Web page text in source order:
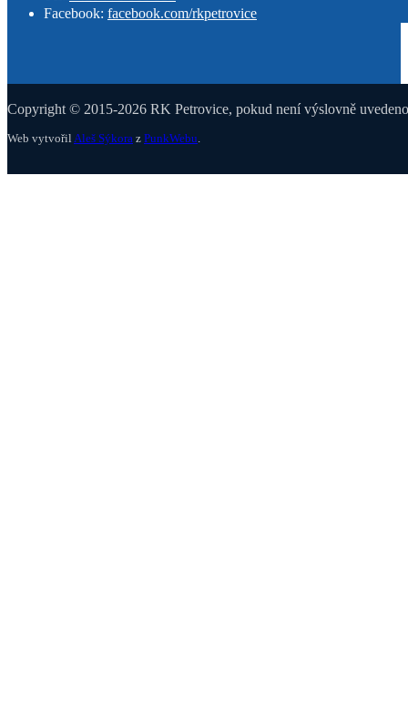
Facebook: facebook.com/rkpetrovice
Copyright © 2015-2026 RK Petrovice, pokud není výslovně
Web vytvořil Aleš Sýkora z PunkWebu